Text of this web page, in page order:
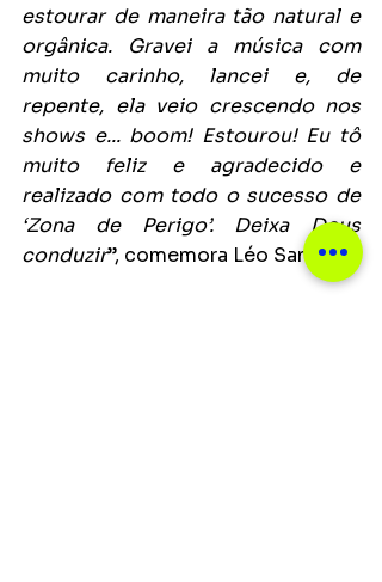
estourar de maneira tão natural e
orgânica. Gravei a música com
muito carinho, lancei e, de
repente, ela veio crescendo nos
shows e... boom! Estourou! Eu tô
muito feliz e agradecido e
realizado com todo o sucesso de
‘Zona de Perigo’. Deixa Deus
conduzir”, comemora Léo Santana.